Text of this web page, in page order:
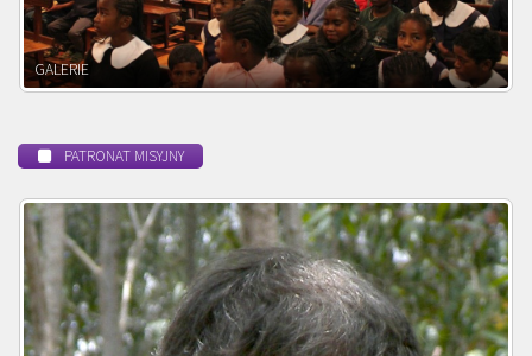
POWOŁANIE MISYJNE
PATRONAT MISYJNY